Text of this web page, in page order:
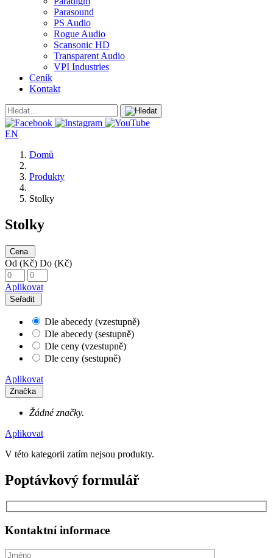
Parasound
PS Audio
Rogue Audio
Scansonic HD
Transparent Audio
VPI Industries
Ceník
Kontakt
EN
Domů
Produkty
Stolky
Stolky
Cena
Od (Kč) Do (Kč)
Aplikovat
Seřadit
Dle abecedy (vzestupně)
Dle abecedy (sestupně)
Dle ceny (vzestupně)
Dle ceny (sestupně)
Aplikovat
Značka
Žádné značky.
Aplikovat
V této kategorii zatím nejsou produkty.
Poptávkový formulář
Kontaktní informace